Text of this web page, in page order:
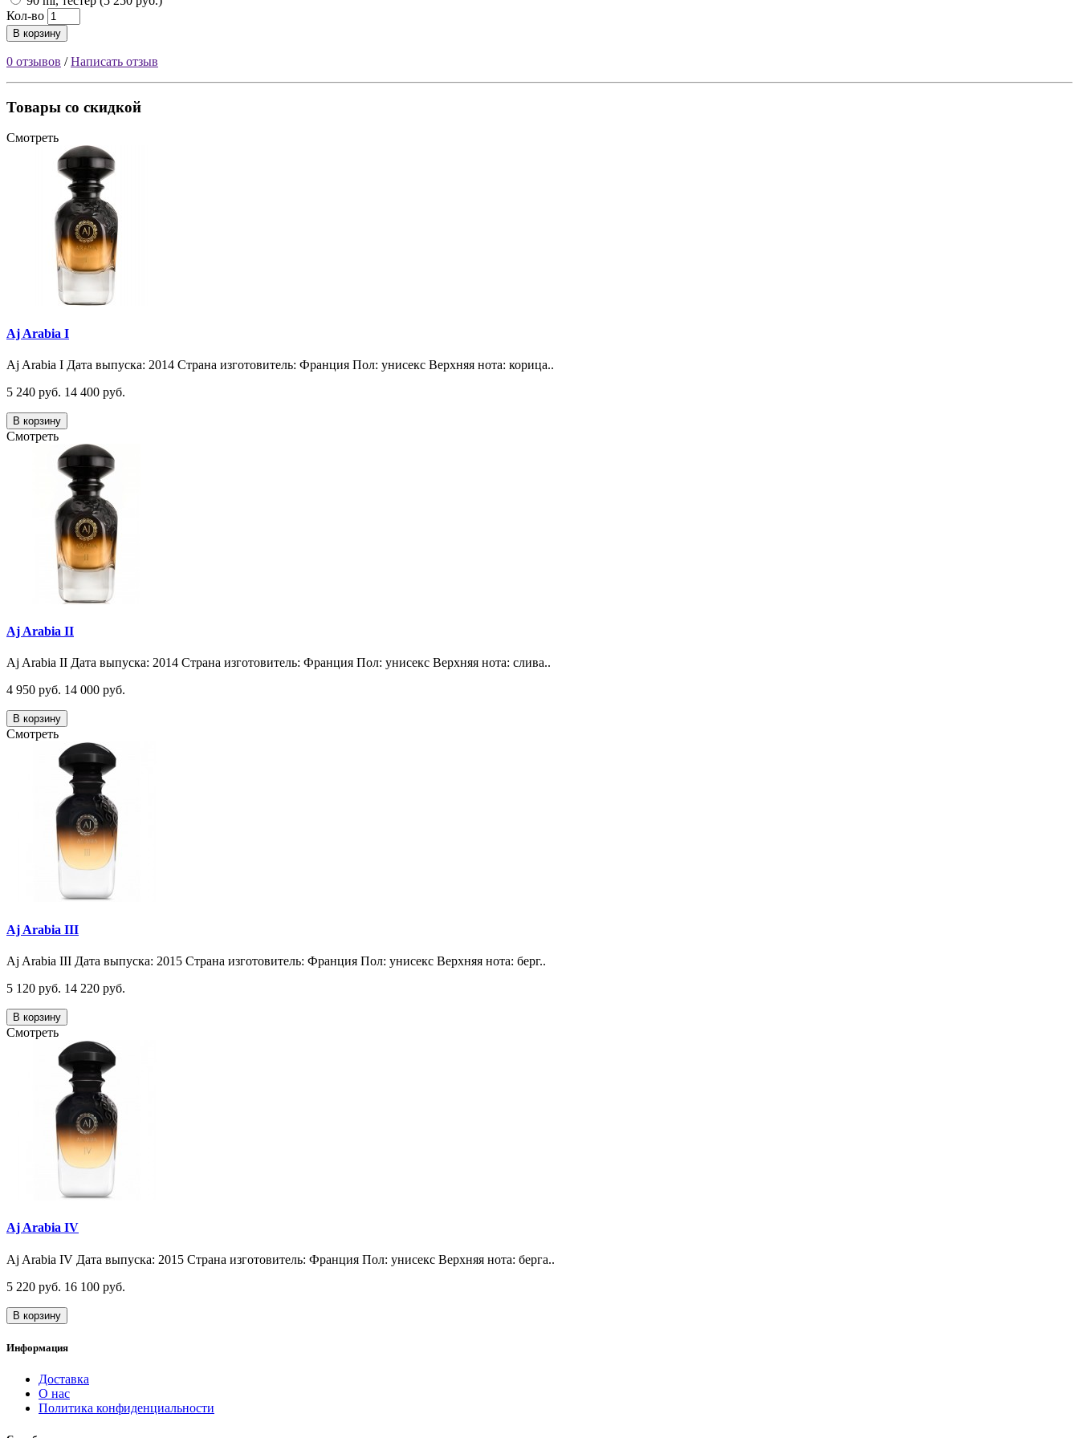
Кол-во
В корзину
0 отзывов /Написать отзыв
Товары со скидкой
Смотреть
Aj Arabia I
Aj Arabia I Дата выпуска: 2014 Страна изготовитель: Франция Пол: унисекс Верхняя нота: корица..
5 240 руб. 14 400 руб.
В корзину
Смотреть
Aj Arabia II
Aj Arabia II Дата выпуска: 2014 Страна изготовитель: Франция Пол: унисекс Верхняя нота: слива..
4 950 руб. 14 000 руб.
В корзину
Смотреть
Aj Arabia III
Aj Arabia III Дата выпуска: 2015 Страна изготовитель: Франция Пол: унисекс Верхняя нота: берг..
5 120 руб. 14 220 руб.
В корзину
Смотреть
Aj Arabia IV
Aj Arabia IV Дата выпуска: 2015 Страна изготовитель: Франция Пол: унисекс Верхняя нота: берга..
5 220 руб. 16 100 руб.
В корзину
Информация
Доставка
О нас
Политика конфиденциальности